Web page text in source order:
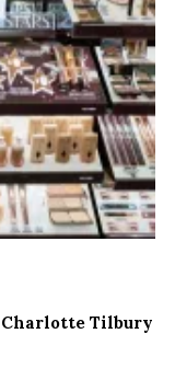
Charlotte Tilbury